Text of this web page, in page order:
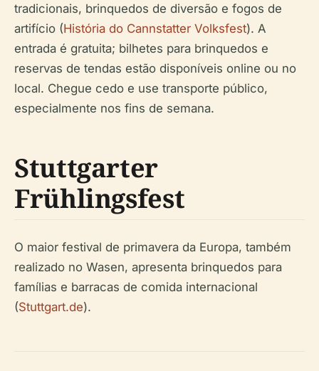
tradicionais, brinquedos de diversão e fogos de
artifício (História do Cannstatter Volksfest). A
entrada é gratuita; bilhetes para brinquedos e
reservas de tendas estão disponíveis online ou no
local. Chegue cedo e use transporte público,
especialmente nos fins de semana.
Stuttgarter
Frühlingsfest
O maior festival de primavera da Europa, também
realizado no Wasen, apresenta brinquedos para
famílias e barracas de comida internacional
(Stuttgart.de).